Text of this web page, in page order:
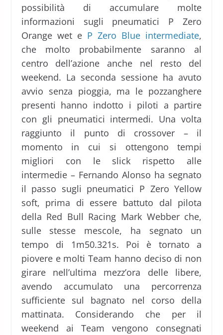
possibilità di accumulare molte
informazioni sugli pneumatici P Zero
Orange wet e P Zero Blue intermediate,
che molto probabilmente saranno al
centro dell’azione anche nel resto del
weekend. La seconda sessione ha avuto
avvio senza pioggia, ma le pozzanghere
presenti hanno indotto i piloti a partire
con gli pneumatici intermedi. Una volta
raggiunto il punto di crossover – il
momento in cui si ottengono tempi
migliori con le slick rispetto alle
intermedie – Fernando Alonso ha segnato
il passo sugli pneumatici P Zero Yellow
soft, prima di essere battuto dal pilota
della Red Bull Racing Mark Webber che,
sulle stesse mescole, ha segnato un
tempo di 1m50.321s. Poi è tornato a
piovere e molti Team hanno deciso di non
girare nell’ultima mezz’ora delle libere,
avendo accumulato una percorrenza
sufficiente sul bagnato nel corso della
mattinata. Considerando che per il
weekend ai Team vengono consegnati